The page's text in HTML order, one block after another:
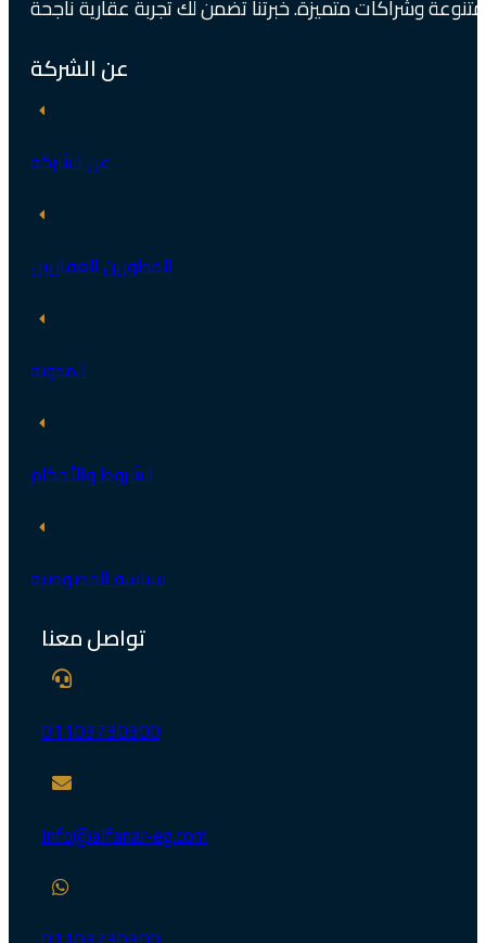
عن الشركة
عن الشركة
المطورين العقاريين
المدونة
الشروط والأحكام
سياسة الخصوصية
تواصل معنا
01103730300
Info@alfanar-eg.com